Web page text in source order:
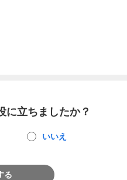
に立ちましたか？
いいえ
る